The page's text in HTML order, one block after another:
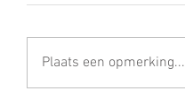
Plaats een opmerking...